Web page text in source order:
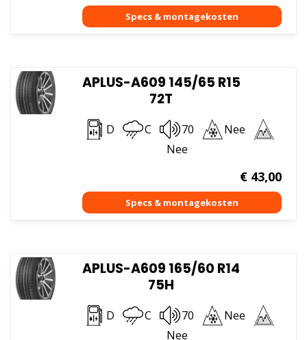
APLUS-A609 145/65 R15
72T
D C 70
Nee
Nee
€43,00
APLUS-A609 165/60 R14
75H
D C 70
Nee
Nee